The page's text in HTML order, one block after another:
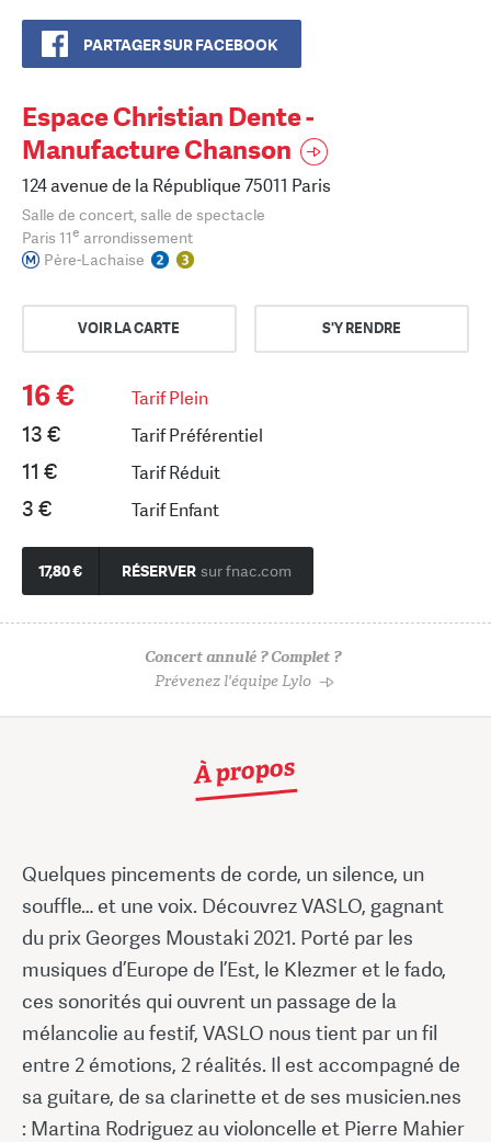
PARTAGER SUR FACEBOOK
Espace Christian Dente -
Manufacture Chanson
124 avenue de la République 75011 Paris
Salle de concert, salle de spectacle
Paris 11e arrondissement
Père-Lachaise
VOIR LA CARTE S'Y RENDRE
16 € Tarif Plein
13 € Tarif Préférentiel
11 € Tarif Réduit
3 € Tarif Enfant
17,80 € RÉSERVER sur fnac.com
Concert annulé ? Complet ?
Prévenez l'équipe Lylo
À propos
Quelques pincements de corde, un silence, un
souffle… et une voix. Découvrez VASLO, gagnant
du prix Georges Moustaki 2021. Porté par les
musiques d’Europe de l’Est, le Klezmer et le fado,
ces sonorités qui ouvrent un passage de la
mélancolie au festif, VASLO nous tient par un fil
entre 2 émotions, 2 réalités. Il est accompagné de
sa guitare, de sa clarinette et de ses musicien.nes
: Martina Rodriguez au violoncelle et Pierre Mahier